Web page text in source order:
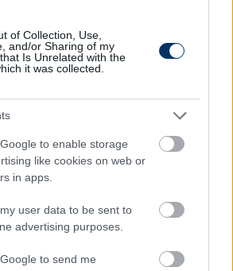
of Collection, Use,
and/or Sharing of my
Is Unrelated with the
it was collected.
to enable storage
like cookies on web or
in apps.
user data to be sent to
advertising purposes.
to send me
maga talált egy szép
de rendkívül önzetlenül Varga
egy gólt.
Robbie Keane
szakaszára kapta össze a
harmadjára nyertek, a mostani
bajnoki versenyfutásban rivális